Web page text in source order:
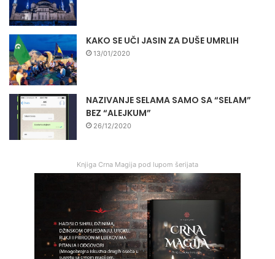
KAKO SE UČI JASIN ZA DUŠE UMRLIH
13/01/2020
NAZIVANJE SELAMA SAMO SA “SELAM”
BEZ “ALEJKUM”
26/12/2020
Knjiga Crna Magija pod lupom šerijata